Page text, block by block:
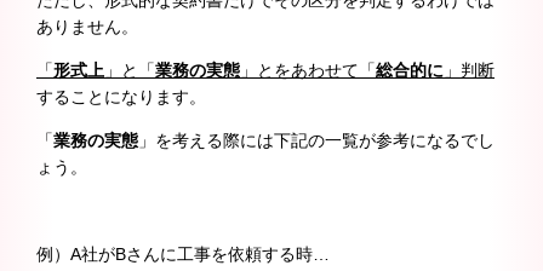
ありません。
「形式上 」と「業務の実態 」とをあわせて「総合的に 」判断
することになります。
「業務の実態 」を考える際には下記の一覧が参考になるでし
ょう。
例）A社がBさんに工事を依頼する時…